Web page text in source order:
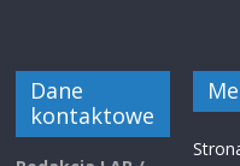
Dane
kontaktowe